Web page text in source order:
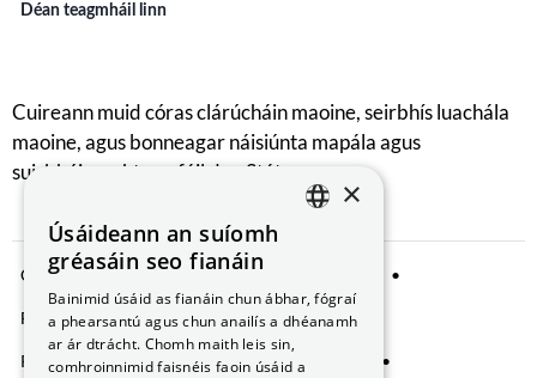
Déan teagmháil linn
Cuireann muid córas clárúcháin maoine, seirbhís luachála
maoine, agus bonneagar náisiúnta mapála agus
suirbhéireachta ar fáil don Stát.
Comhroinnt Sonraí Fógra Príobháideachta
Fianáin a bhainistiú Saoráil Faisnéise
Ráiteas Inrochtaineachta Brústocaireacht
×
Úsáideann an suíomh
gréasáin seo fianáin
Bainimid úsáid as fianáin chun ábhar, fógraí
a phearsantú agus chun anailís a dhéanamh
ar ár dtrácht. Chomh maith leis sin,
comhroinnimid faisnéis faoin úsáid a